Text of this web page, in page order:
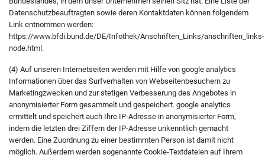
Datenschutzbeauftragten sowie deren Kontaktdaten können folgendem
Link entnommen werden:
https://www.bfdi.bund.de/DE/Infothek/Anschriften_Links/anschriften_links-
node.html.
(4) Auf unseren Internetseiten werden mit Hilfe von google analytics
Informationen über das Surfverhalten von Webseitenbesuchern zu
Marketingzwecken und zur stetigen Verbesserung des Angebotes in
anonymisierter Form gesammelt und gespeichert. google analytics
ermittelt und speichert auch Ihre IP-Adresse in anonymisierter Form,
indem die letzten drei Ziffern der IP-Adresse unkenntlich gemacht
werden. Eine Zuordnung zu einer bestimmten Person ist damit nicht
möglich. Außerdem werden sogenannte Cookie-Textdateien auf Ihrem